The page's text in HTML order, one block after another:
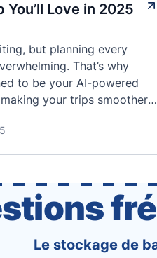
You’ll Love in 2025
but planning every
That’s why
to be your AI-powered
your trips smoother,
free. 🧭 What Makes the
Unlike standard travel
as exciting …
Le stockage de